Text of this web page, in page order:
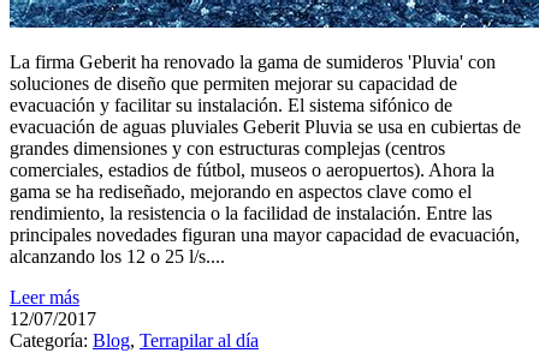
La firma Geberit ha renovado la gama de sumideros 'Pluvia' con
soluciones de diseño que permiten mejorar su capacidad de
evacuación y facilitar su instalación. El sistema sifónico de
evacuación de aguas pluviales Geberit Pluvia se usa en cubiertas de
grandes dimensiones y con estructuras complejas (centros
comerciales, estadios de fútbol, museos o aeropuertos). Ahora la
gama se ha rediseñado, mejorando en aspectos clave como el
rendimiento, la resistencia o la facilidad de instalación. Entre las
principales novedades figuran una mayor capacidad de evacuación,
alcanzando los 12 o 25 l/s....
Leer más
12/07/2017
Categoría: Blog, Terrapilar al día